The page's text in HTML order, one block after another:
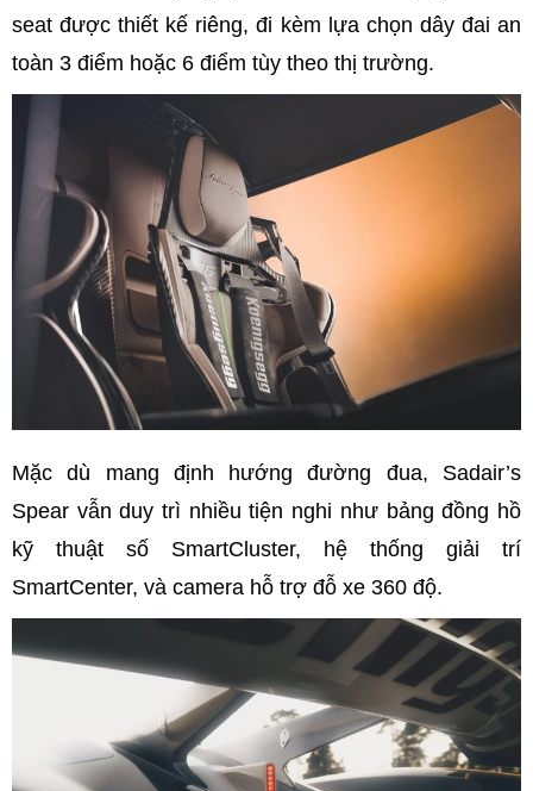
seat được thiết kế riêng, đi kèm lựa chọn dây đai an
toàn 3 điểm hoặc 6 điểm tùy theo thị trường.
Mặc dù mang định hướng đường đua, Sadair’s
Spear vẫn duy trì nhiều tiện nghi như bảng đồng hồ
kỹ thuật số SmartCluster, hệ thống giải trí
SmartCenter, và camera hỗ trợ đỗ xe 360 độ.